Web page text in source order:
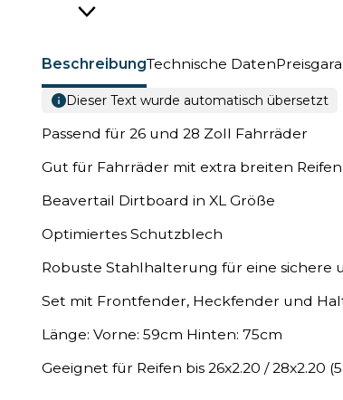
BeschreibungTechnische Daten
Dieser Text wurde automatisch übersetzt
Passend für 26 und 28 Zoll Fahrräder
Gut für Fahrräder mit extra breiten Reifen
Beavertail Dirtboard in XL Größe
Optimiertes Schutzblech
Robuste Stahlhalterung für eine sichere
Set mit Frontfender, Heckfender und
Länge: Vorne: 59cm Hinten: 75cm
Geeignet für Reifen bis 26x2.20 / 28x2.20